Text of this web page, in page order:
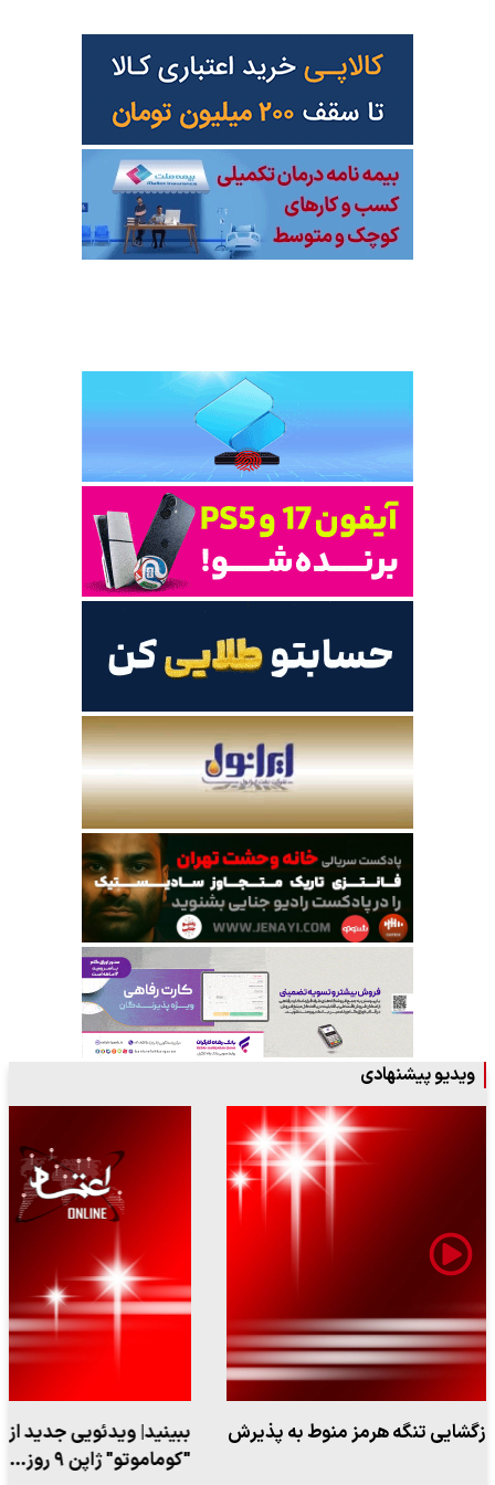
ویدیو پیشنهادی
ببینید| ویدئویی جدید از لحظه زلزله ۷.۱ ریشتری